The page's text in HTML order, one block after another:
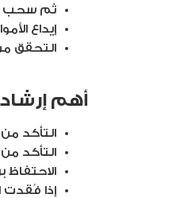
ثم سحب
إيداع
التحقق
أهم
التأكد
التأكد
إذا فُقدت